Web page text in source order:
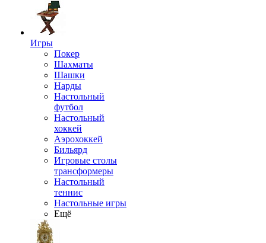
Игры
Покер
Шахматы
Шашки
Нарды
Настольный
футбол
Настольный
хоккей
Аэрохоккей
Бильярд
Игровые столы
трансформеры
Настольный
теннис
Настольные игры
Ещё